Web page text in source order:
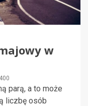
w
parą, a to może
liczbę osób